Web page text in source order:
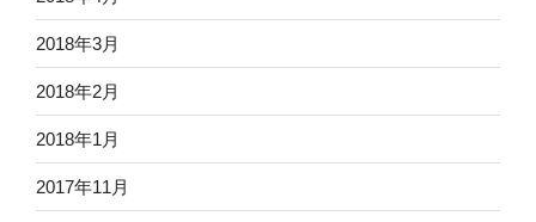
2018年3月
2018年2月
2018年1月
2017年11月